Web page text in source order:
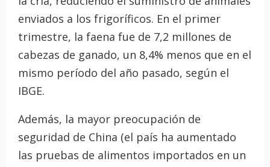
enviados a los frigoríficos. En el primer
trimestre, la faena fue de 7,2 millones de
cabezas de ganado, un 8,4% menos que en el
mismo período del año pasado, según el
IBGE.
Además, la mayor preocupación de
seguridad de China (el país ha aumentado
las pruebas de alimentos importados en un